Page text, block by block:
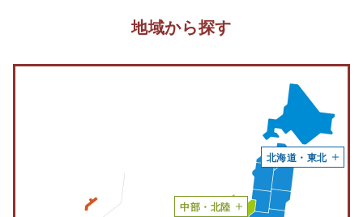
地域から探す
北海道・東北
中部・北陸